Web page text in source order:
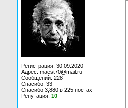
Регистрация: 30.09.2020
Адрес: maest70@mail.ru
Сообщений: 228
Спасибо: 33
Спасибо 3,880 в 225 постах
Репутация: 10